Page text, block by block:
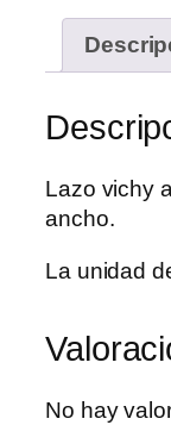
Lazo vichy
ancho.
La unidad
No hay